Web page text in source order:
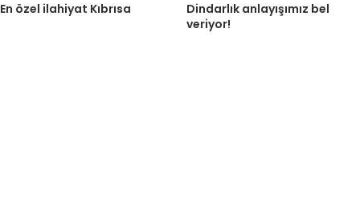
En özel ilahiyat Kıbrısa
Dindarlık anlayışımız bel
veriyor!